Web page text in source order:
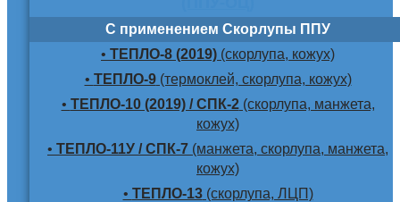
С применением Скорлупы ППУ
• ТЕПЛО-8 (2019) (скорлупа, кожух)
• ТЕПЛО-9(термоклей, скорлупа, кожух)
• ТЕПЛО-10 (2019) / СПК-2(скорлупа, манжета,
кожух)
• ТЕПЛО-11У / СПК-7 (манжета, скорлупа, манжета,
кожух)
• ТЕПЛО-13(скорлупа, ЛЦП)